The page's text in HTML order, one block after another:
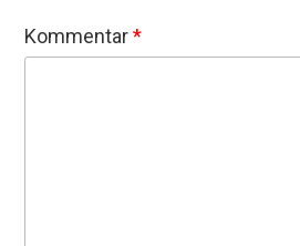
Kommentar*